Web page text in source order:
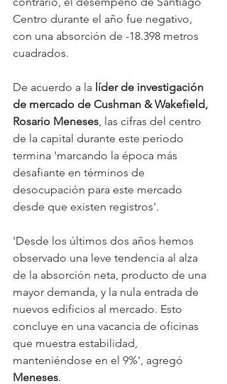
Centro durante el año fue negativo,
con una absorción de -18.398 metros
cuadrados.
De acuerdo a la líder de investigación
de mercado de Cushman & Wakefield,
Rosario Meneses, las cifras del centro
de la capital durante este periodo
termina 'marcando la época más
desafiante en términos de
desocupación para este mercado
desde que existen registros'.
'Desde los últimos dos años hemos
observado una leve tendencia al alza
de la absorción neta, producto de una
mayor demanda, y la nula entrada de
nuevos edificios al mercado. Esto
concluye en una vacancia de oficinas
que muestra estabilidad,
manteniéndose en el 9%', agregó
Meneses.